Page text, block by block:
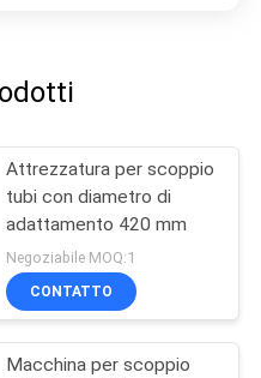
Attrezzatura per scoppio
tubi con diametro di
adattamento 420 mm
Negoziabile MOQ:1
CONTATTO
Macchina per scoppio